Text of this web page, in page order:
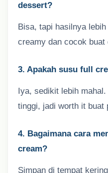
dessert?
Bisa, tapi hasilnya
creamy dan cocok buat
3. Apakah susu full
Iya, sedikit lebih
tinggi, jadi worth it buat
4. Bagaimana cara
cream?
Simpan di tempat